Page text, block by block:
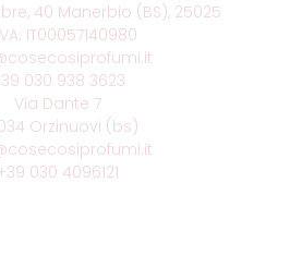
40 Manerbio (BS), 25025
IT00057140980
030 938 3623
Via Dante 7
Orzinuovi (bs)
030 4096121